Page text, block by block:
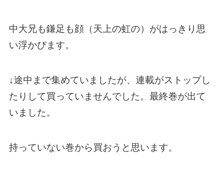
中大兄も鎌足も顔（天上の虹の）がはっきり思
い浮かびます。
↓途中まで集めていましたが、連載がストップし
たりして買っていませんでした。最終巻が出て
いました。
持っていない巻から買おうと思います。